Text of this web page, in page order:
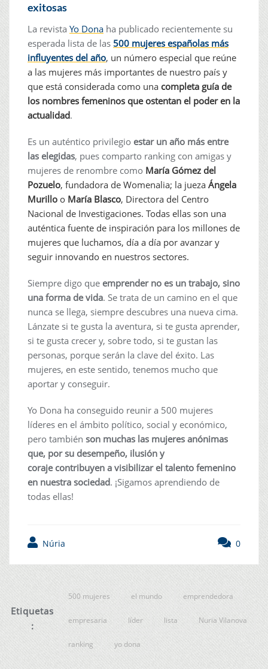
exitosas
La revista Yo Dona ha publicado recientemente su
esperada lista de las 500 mujeres españolas más
influyentes del año, un número especial que reúne
a las mujeres más importantes de nuestro país y
que está considerada como una completa guía de
los nombres femeninos que ostentan el poderen la
actualidad.
Es un auténtico privilegio estar un año más entre
las elegidas, pues comparto ranking con amigas y
mujeres de renombre como María Gómez del
Pozuelo, fundadora de Womenalia; la jueza Ángela
Murillo o María Blasco, Directora del Centro
Nacional de Investigaciones. Todas ellas son una
auténtica fuente de inspiración para los millones de
mujeres que luchamos, día a día por avanzar y
seguir innovando en nuestros sectores.
Siempre digo que emprender no es un trabajo, sino
una forma de vida. Se trata de un camino en el que
nunca se llega, siempre descubres una nueva cima.
Lánzate si te gusta la aventura, si te gusta aprender,
si te gusta crecer y, sobre todo, si te gustan las
personas, porque serán la clave del éxito. Las
mujeres, en este sentido, tenemos mucho que
aportar y conseguir.
Yo Dona ha conseguido reunir a 500 mujeres
líderes en el ámbito político, social y económico,
pero también son muchas las mujeres anónimas
que, por su desempeño, ilusión y
coraje contribuyen a visibilizar el talento femenino
en nuestra sociedad. ¡Sigamos aprendiendo de
todas ellas!
Núria 0
Etiquetas
:
500 mujeres el mundo emprendedora
empresaria líder lista Nuria Vilanova
ranking yo dona